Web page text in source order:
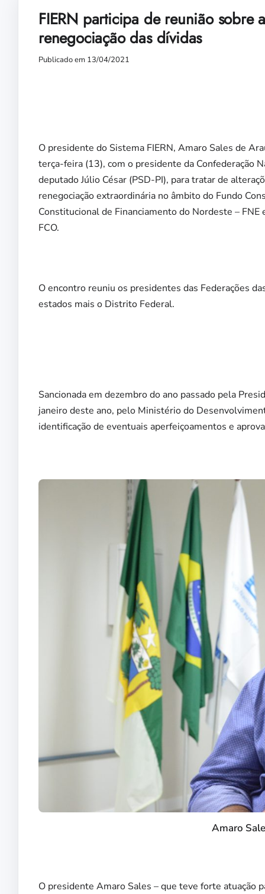
FIERN participa de reunião sobre
renegociação das dívidas
Publicado em 13/04/2021
O presidente do Sistema FIERN, Amaro Sales de
terça-feira (13), com o presidente da Confederação
deputado Júlio César (PSD-PI), para tratar de
renegociação extraordinária no âmbito do Fundo
Constitucional de Financiamento do Nordeste –
FCO.
O encontro reuniu os presidentes das Federações
estados mais o Distrito Federal.
Sancionada em dezembro do ano passado pela
janeiro deste ano, pelo Ministério do
identificação de eventuais aperfeiçoamentos e
Amaro
O presidente Amaro Sales – que teve forte atuação